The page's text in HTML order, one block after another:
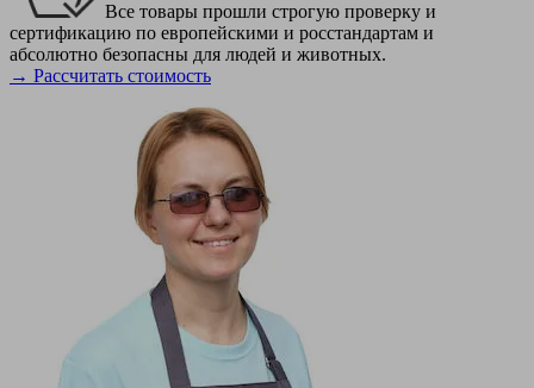
Все товары прошли строгую проверку и
сертификацию по европейскими и росстандартам и
абсолютно безопасны для людей и животных.
→ Рассчитать стоимость